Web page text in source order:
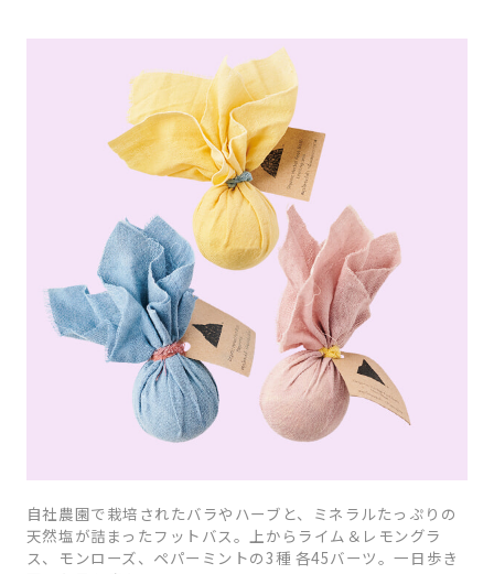
自社農園で栽培されたバラやハーブと、ミネラルたっぷりの
天然塩が詰まったフットバス。上からライム＆レモングラ
ス、モンローズ、ペパーミントの3種 各45バーツ。一日歩き